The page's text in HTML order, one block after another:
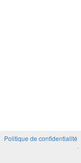
Politique de confidentialité